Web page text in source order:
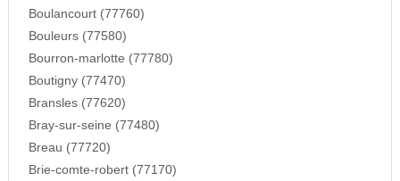
Boulancourt (77760)
Bouleurs (77580)
Bourron-marlotte (77780)
Boutigny (77470)
Bransles (77620)
Bray-sur-seine (77480)
Breau (77720)
Brie-comte-robert (77170)